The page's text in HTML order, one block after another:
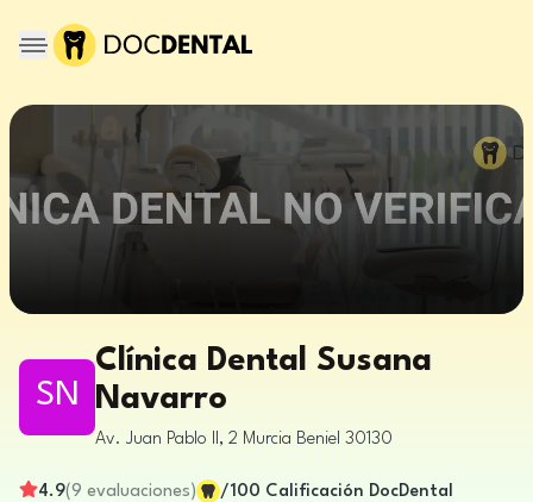
SN
Clínica Dental Susana
Navarro
Av. Juan Pablo II, 2 Murcia Beniel 30130
4.9(9 evaluaciones) /100 Calificación DocDental